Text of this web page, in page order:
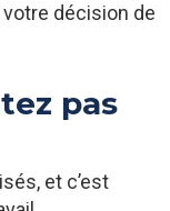
décision de
pas
et c’est